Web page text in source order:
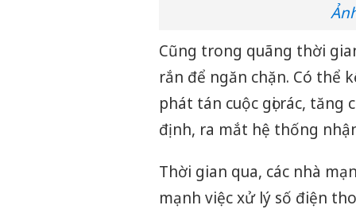
Cũng trong quãng thời
rắn để ngăn chặn. Có thể
phát tán cuộc gọi rác,
định, ra mắt hệ thống
Thời gian qua, các nhà
mạnh việc xử lý số điện